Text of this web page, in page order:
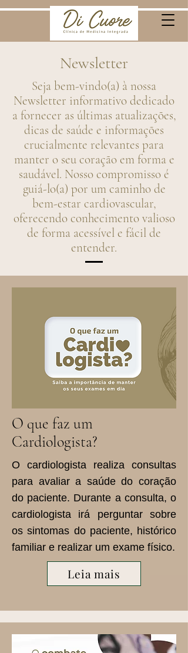
Newsletter
Seja bem-vindo(a) à nossa
Newsletter informativo dedicado
a fornecer as últimas atualizações,
dicas de saúde e informações
crucialmente relevantes para
manter o seu coração em forma e
saudável. Nosso compromisso é
guiá-lo(a) por um caminho de
bem-estar cardiovascular,
oferecendo conhecimento valioso
de forma acessível e fácil de
entender.
O que faz um
Cardiologista?
O cardiologista realiza consultas
para avaliar a saúde do coração
do paciente. Durante a consulta, o
cardiologista irá perguntar sobre
os sintomas do paciente, histórico
familiar e realizar um exame físico.
Leia mais